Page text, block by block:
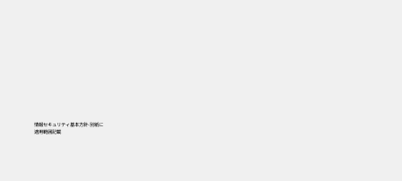
情報セキュリティ基本方針-別紙に
​適用範囲記載